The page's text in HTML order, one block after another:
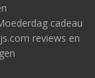
cadeau
reviews en